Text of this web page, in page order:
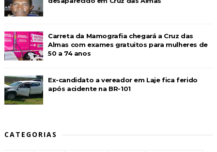
Carreta da Mamografia chegará a Cruz das
Almas com exames gratuitos para mulheres de
50 a 74 anos
Ex-candidato a vereador em Laje fica ferido
após acidente na BR-101
CATEGORIAS